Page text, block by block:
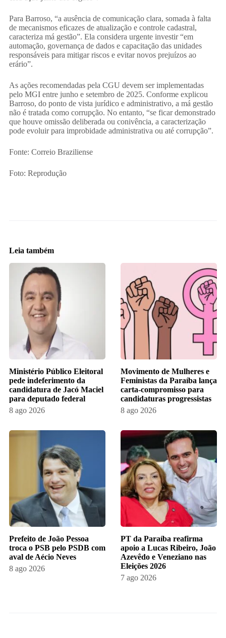
Para Barroso, “a ausência de comunicação clara, somada à falta
de mecanismos eficazes de atualização e controle cadastral,
caracteriza má gestão”. Ela considera urgente investir “em
automação, governança de dados e capacitação das unidades
responsáveis para mitigar riscos e evitar novos prejuízos ao
erário”.
As ações recomendadas pela CGU devem ser implementadas
pelo MGI entre junho e setembro de 2025. Conforme explicou
Barroso, do ponto de vista jurídico e administrativo, a má gestão
não é tratada como corrupção. No entanto, “se ficar demonstrado
que houve omissão deliberada ou conivência, a caracterização
pode evoluir para improbidade administrativa ou até corrupção”.
Fonte: Correio Braziliense
Foto: Reprodução
Leia também
Ministério Público Eleitoral
pede indeferimento da
candidatura de Jacó Maciel
para deputado federal
8 ago 2026
Movimento de Mulheres e
Feministas da Paraíba lança
carta-compromisso para
candidaturas progressistas
8 ago 2026
Prefeito de João Pessoa
troca o PSB pelo PSDB com
aval de Aécio Neves
8 ago 2026
PT da Paraíba reafirma
apoio a Lucas Ribeiro, João
Azevêdo e Veneziano nas
Eleições 2026
7 ago 2026